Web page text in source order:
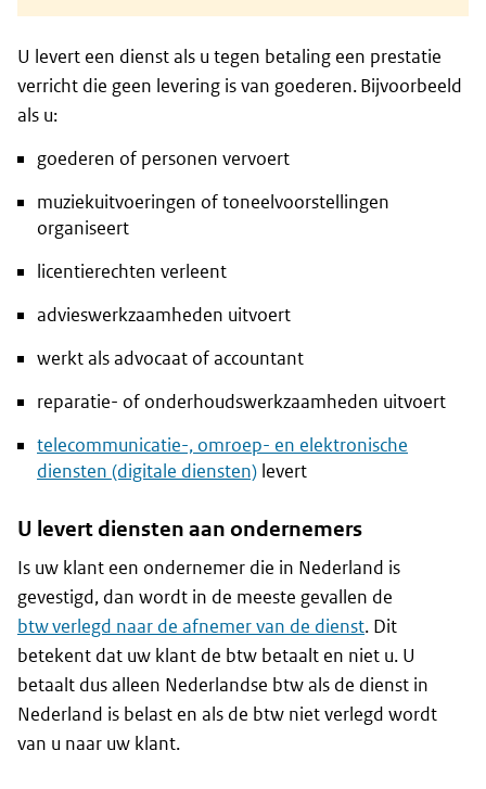
U levert een dienst als u tegen betaling een prestatie
verricht die geen levering is van goederen. Bijvoorbeeld
als u:
goederen of personen vervoert
muziekuitvoeringen of toneelvoorstellingen
organiseert
licentierechten verleent
advieswerkzaamheden uitvoert
werkt als advocaat of accountant
reparatie- of onderhoudswerkzaamheden uitvoert
telecommunicatie-, omroep- en elektronische
diensten (digitale diensten) levert
U levert diensten aan ondernemers
Is uw klant een ondernemer die in Nederland is
gevestigd, dan wordt in de meeste gevallen de
btw verlegd naar de afnemer van de dienst. Dit
betekent dat uw klant de btw betaalt en niet u. U
betaalt dus alleen Nederlandse btw als de dienst in
Nederland is belast en als de btw niet verlegd wordt
van u naar uw klant.